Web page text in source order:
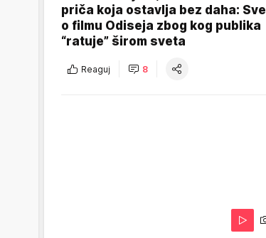
priča koja ostavlja bez daha: Sve
o filmu Odiseja zbog kog publika
“ratuje” širom sveta
Reaguj 8